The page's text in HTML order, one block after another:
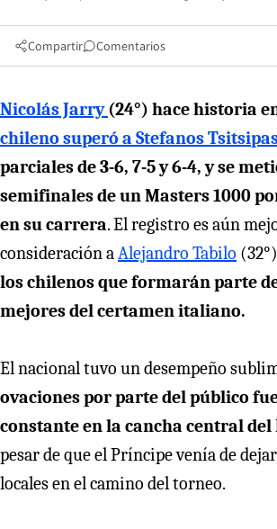
Compartir Comentarios
Nicolás Jarry(24°) hace historia
chileno superó a Stefanos
parciales de 3-6, 7-5 y 6-4, y se
semifinales de un Masters 1000
en su carrera. El registro es aún
consideración aAlejandro Tabilo
los chilenos que formarán parte
mejores del certamen italiano.
El nacional tuvo un desempeño
ovaciones por parte del público
constante en la cancha central
pesar de que el Príncipe venía de
locales en el camino del torneo.